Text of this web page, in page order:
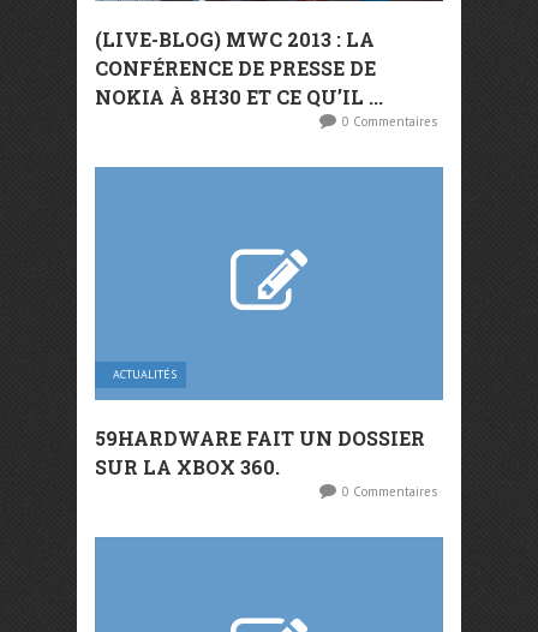
(LIVE-BLOG) MWC 2013 : LA
CONFÉRENCE DE PRESSE DE
NOKIA À 8H30 ET CE QU’IL ...
0 Commentaires
ACTUALITÉS
59HARDWARE FAIT UN DOSSIER
SUR LA XBOX 360.
0 Commentaires